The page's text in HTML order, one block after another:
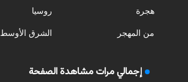
هجرة
من المهجر
روسيا
الشرق الأوسط
إجمالي مرات مشاهدة الصفحة